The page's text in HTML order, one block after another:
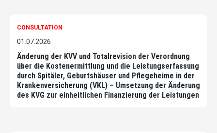
CONSULTATION
01.07.2026
Änderung der KVV und Totalrevision der Verordnung
über die Kostenermittlung und die Leistungserfassung
durch Spitäler, Geburtshäuser und Pflegeheime in der
Krankenversicherung (VKL) – Umsetzung der Änderung
des KVG zur einheitlichen Finanzierung der Leistungen